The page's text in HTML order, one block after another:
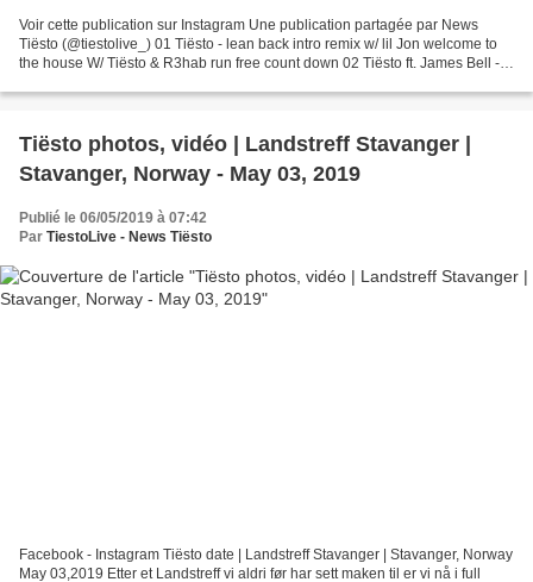
Voir cette publication sur Instagram Une publication partagée par News
Tiësto (@tiestolive_) 01 Tiësto - lean back intro remix w/ lil Jon welcome to
the house W/ Tiësto & R3hab run free count down 02 Tiësto ft. James Bell -
Tiësto photos, vidéo | Landstreff Stavanger |
Stavanger, Norway - May 03, 2019
Publié le 06/05/2019 à 07:42
Par TiestoLive - News Tiësto
Facebook - Instagram Tiësto date | Landstreff Stavanger | Stavanger, Norway
May 03,2019 Etter et Landstreff vi aldri før har sett maken til er vi nå i full